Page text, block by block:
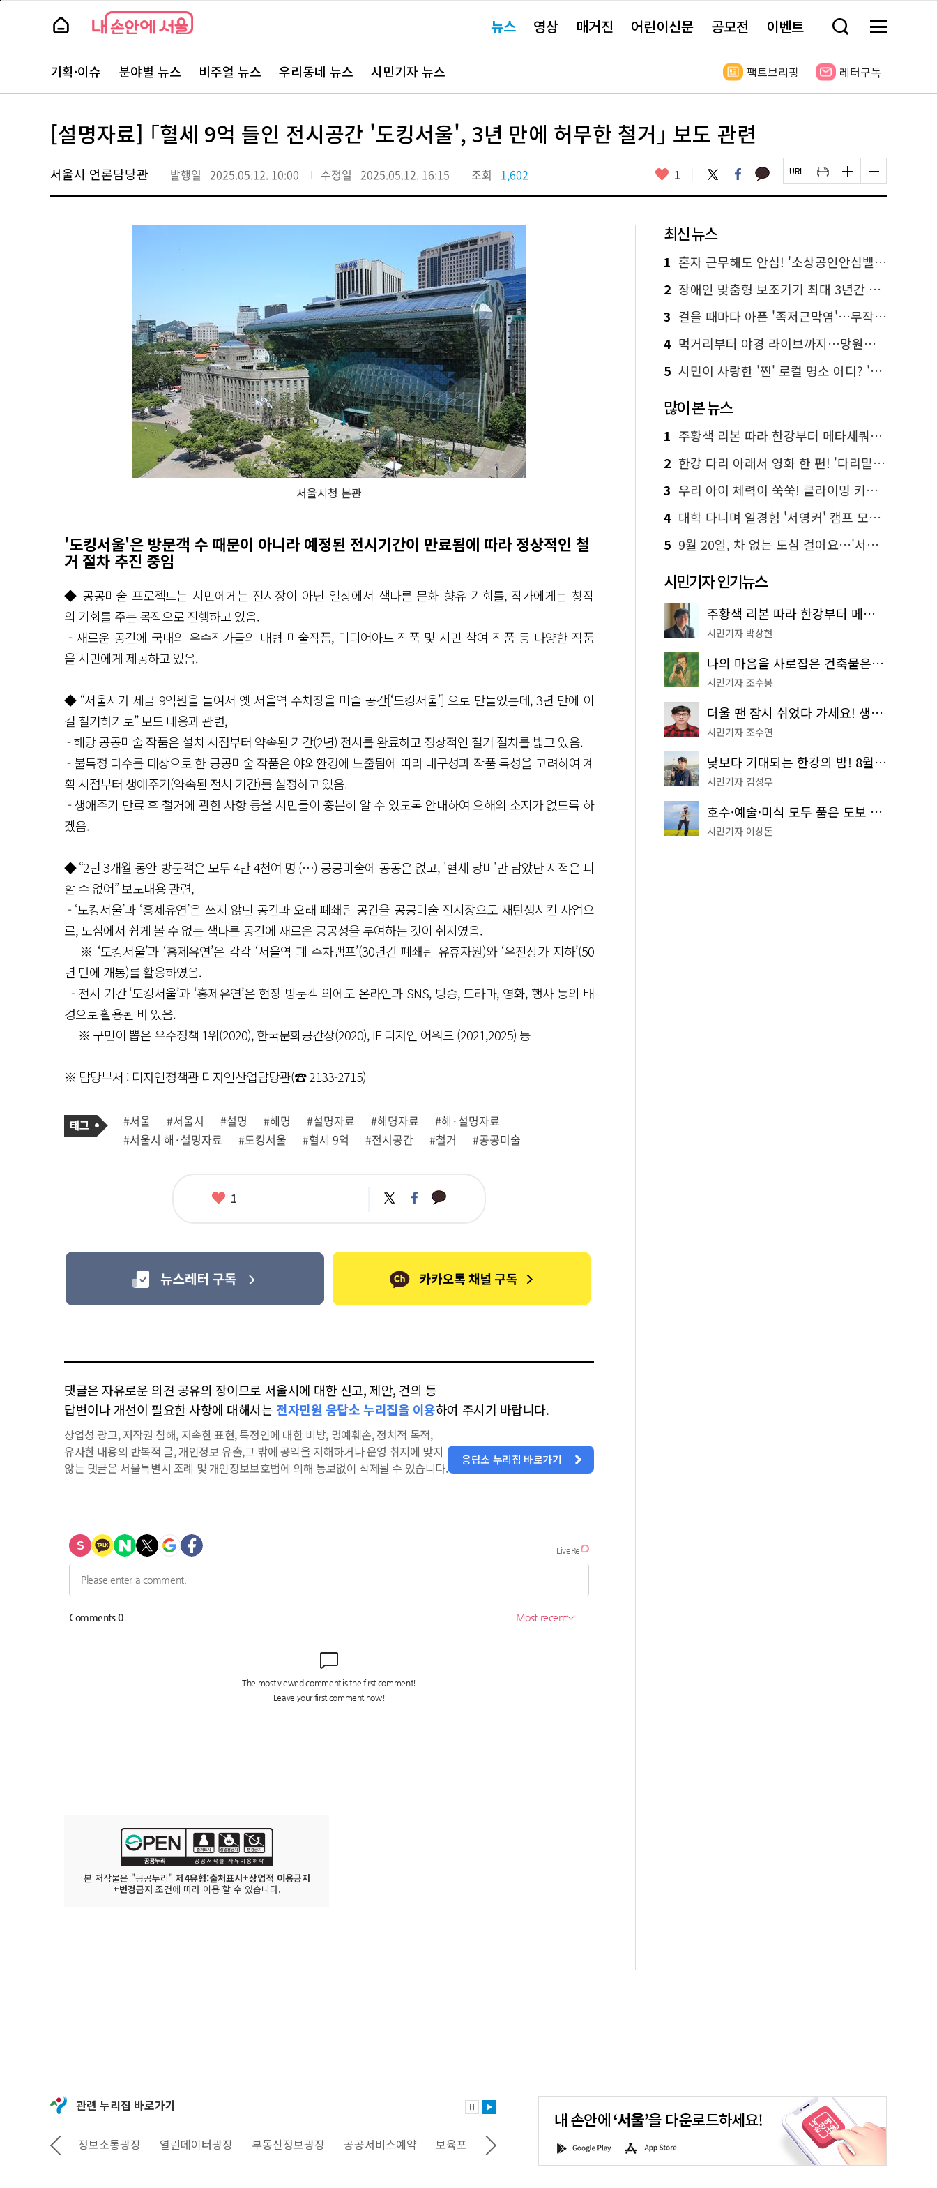
본
뉴
스 요뉴스 영상 매거진 어린이신문 공모전 이벤트 검
창
기
메
전
보
뉴
스
주
서
바
로
기획·이슈 분야별 뉴스 비주얼 뉴스 우리동네 뉴스 시민기자 뉴스 팩트브리핑 레터구독
[설명자료] ｢혈세 9억 들인 전시공간 '도킹서울', 3년 만에 허무한 철거｣ 보도 관련
서울시 언론담당관 발행일 2025.05.12. 10:00 수정일 2025.05.12. 16:15 조회 1,602 좋
요
1 트
위
터
페
이
스
카
카 페
이
지
인
쇄
하
글
자
크
하
기
글
자
크
하
기
서울시청 본관
'도킹서울'은 방문객 수 때문이 아니라 예정된 전시기간이 만료됨에 따라 정상적인 철
거 절차 추진 중임
◆ 공공미술 프로젝트는 시민에게는 전시장이 아닌 일상에서 색다른 문화 향유 기회를, 작가에게는 창작
의 기회를 주는 목적으로 진행하고 있음.
- 새로운 공간에 국내외 우수작가들의 대형 미술작품, 미디어아트 작품 및 시민 참여 작품 등 다양한 작품
을 시민에게 제공하고 있음.
◆ “서울시가 세금 9억원을 들여서 옛 서울역 주차장을 미술 공간[‘도킹서울’] 으로 만들었는데, 3년 만에 이
걸 철거하기로” 보도 내용과 관련,
- 해당 공공미술 작품은 설치 시점부터 약속된 기간(2년) 전시를 완료하고 정상적인 철거 절차를 밟고 있음.
- 불특정 다수를 대상으로 한 공공미술 작품은 야외환경에 노출됨에 따라 내구성과 작품 특성을 고려하여 계
획 시점부터 생애주기(약속된 전시 기간)를 설정하고 있음.
- 생애주기 만료 후 철거에 관한 사항 등을 시민들이 충분히 알 수 있도록 안내하여 오해의 소지가 없도록 하
겠음.
◆ “2년 3개월 동안 방문객은 모두 4만 4천여 명 (…) 공공미술에 공공은 없고, '혈세 낭비'만 남았단 지적은 피
할 수 없어” 보도내용 관련,
- ‘도킹서울’과 ‘홍제유연’은 쓰지 않던 공간과 오래 폐쇄된 공간을 공공미술 전시장으로 재탄생시킨 사업으
로, 도심에서 쉽게 볼 수 없는 색다른 공간에 새로운 공공성을 부여하는 것이 취지였음.
※ ‘도킹서울’과 ‘홍제유연’은 각각 ‘서울역 폐 주차램프’(30년간 폐쇄된 유휴자원)와 ‘유진상가 지하’(50
년 만에 개통)를 활용하였음.
- 전시 기간 ‘도킹서울’과 ‘홍제유연’은 현장 방문객 외에도 온라인과 SNS, 방송, 드라마, 영화, 행사 등의 배
경으로 활용된 바 있음.
※ 구민이 뽑은 우수정책 1위(2020), 한국문화공간상(2020), IF 디자인 어워드 (2021,2025) 등
※ 담당부서 : 디자인정책관 디자인산업담당관(☎ 2133-2715)
사
관
련
태
그
#서울 #서울시 #설명 #해명 #설명자료 #해명자료
#해·설명자료
#서울시 해·설명자료
#도킹서울 #혈세 9억 #전시공간 #철거 #공공미술
좋
1 트
위
페
이
카
카
댓글은 자유로운 의견 공유의 장이므로 서울시에 대한 신고, 제안, 건의 등
답변이나 개선이 필요한 사항에 대해서는 전자민원 응답소 누리집을 이용하여 주시기 바랍니다.
상업성 광고, 저작권 침해, 저속한 표현, 특정인에 대한 비방, 명예훼손, 정치적 목적,
유사한 내용의 반복적 글, 개인정보 유출,그 밖에 공익을 저해하거나 운영 취지에 맞지
않는 댓글은 서울특별시 조례 및 개인정보보호법에 의해 통보없이 삭제될 수 있습니다.
응답소 누리집 바로가기
본 저작물은 "공공누리" 제4유형:출처표시+상업적 이용금지
+변경금지 조건에 따라 이용 할 수 있습니다.
최신 뉴스
1 혼자 근무해도 안심! '소상공인안심벨' 신청하세요
2 장애인 맞춤형 보조기기 최대 3년간 무상 대여…삶의 질 높인다
3 걸을 때마다 아픈 '족저근막염'…무작정 참지 말고 '이것' 해보세요!
4 먹거리부터 야경 라이브까지…망원한강공원 알짜 코스
5 시민이 사랑한 '찐' 로컬 명소 어디? '서울에디션25' 추천 코스
많이 본 뉴스
1 주황색 리본 따라 한강부터 메타세쿼이아 숲길까지…서울둘레길 15코스
2 한강 다리 아래서 영화 한 편! '다리밑 영화관' 무료 상영
3 우리 아이 체력이 쑥쑥! 클라이밍 키즈카페·어린이 체력장
4 대학 다니며 일경험 '서영커' 캠프 모집…전액 무료
5 9월 20일, 차 없는 도심 걸어요…'서울 걷자 페스티벌' 선착순 5천명
시민기자 인기뉴스
주황색 리본 따라 한강부터 메타세쿼이아 숲길까지…서울둘레길 15코스
시민기자 박상현
나의 마음을 사로잡은 건축물은? '서울시 건축상' 수상작 공개!
시민기자 조수봉
더울 땐 잠시 쉬었다 가세요! 생수 냉장고부터 해피소·무더위쉼터까지
시민기자 조수연
낮보다 기대되는 한강의 밤! 8월 한정 무료 '한강 밤핑' 예약은?
시민기자 김성무
호수·예술·미식 모두 품은 도보 코스! 서울식물원~LG아트센터~마곡테라스거리
시민기자 이상돈
관련 누리집 바로가기
상대로 서울 정보소통광장 열린데이터광장 부동산정보광장 공공서비스예약 보육포털 문화포털 평생학습포털 대기환경정보 에코마일리지
내
울'을
다
로
G
o
o
A
p
p
페